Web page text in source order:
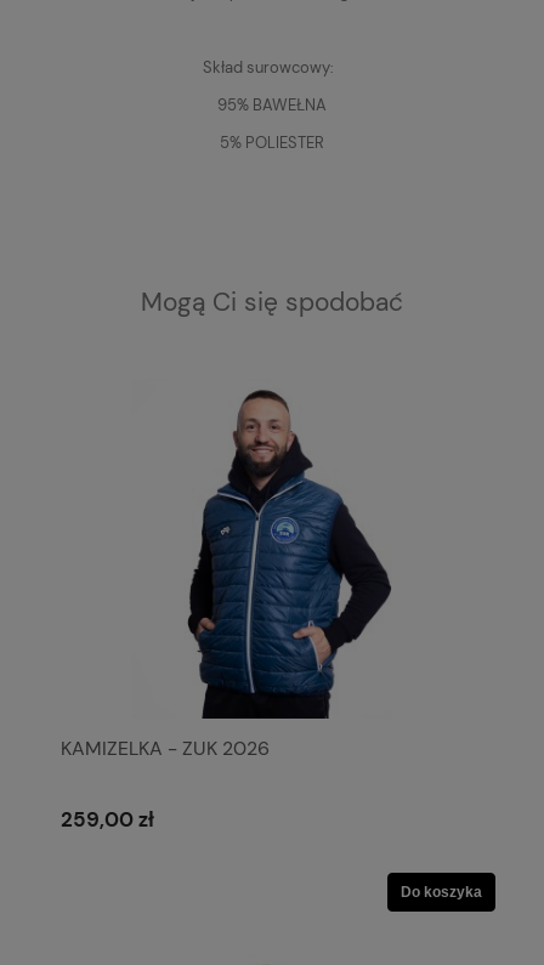
Skład surowcowy:
95% BAWEŁNA
5% POLIESTER
Mogą Ci się spodobać
KAMIZELKA - ZUK 2026
259,00 zł
Do koszyka